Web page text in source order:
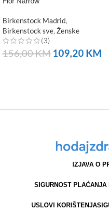
Birkenstock Madrid,
Birkenstock sve, Ženske
(3)
156,00KM 109,20 KM
IZJAVA O
SIGURNOST
USLOVI KORIŠTENJA